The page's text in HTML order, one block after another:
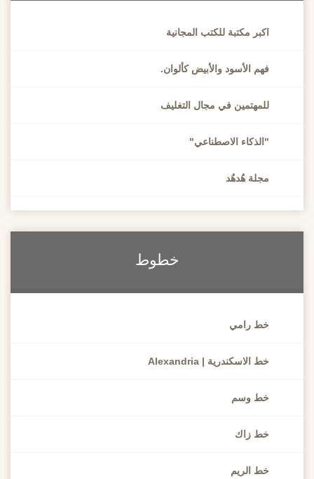
اكبر مكتبة للكتب المجانية
فهم الأسود والأبيض كألوان.
للمهتمين في مجال التغليف
"الذكاء الاصطناعي"
مجلة هُدهُد
خطوط
خط رامي
خط الاسكندرية | Alexandria
خط وسم
خط زاك
خط الريم